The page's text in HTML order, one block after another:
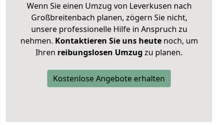
Wenn Sie einen Umzug von Leverkusen nach
Großbreitenbach planen, zögern Sie nicht,
unsere professionelle Hilfe in Anspruch zu
nehmen. Kontaktieren Sie uns heutenoch, um
Ihren reibungslosen Umzug zu planen.
Kostenlose Angebote erhalten